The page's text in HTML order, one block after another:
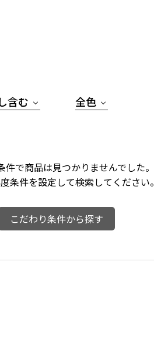
含む 全色
件で商品は見つかりませんでした。
条件を設定して検索してください。
こだわり条件から探す